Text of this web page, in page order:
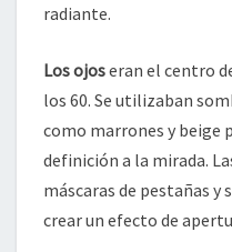
radiante.
Los ojoseran el centro
los 60. Se utilizaban
como marrones y beige
definición a la mirada.
máscaras de pestañas y
crear un efecto de